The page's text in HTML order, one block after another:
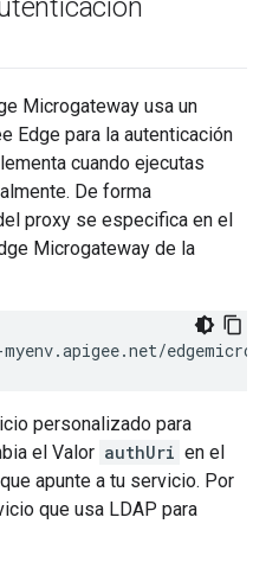
Microgateway usa un
Edge para la autenticación
cuando ejecutas
De forma
proxy se especifica en el
Microgateway de la
edgemicro-
personalizado para
el Valor authUri en el
apunte a tu servicio. Por
que usa LDAP para